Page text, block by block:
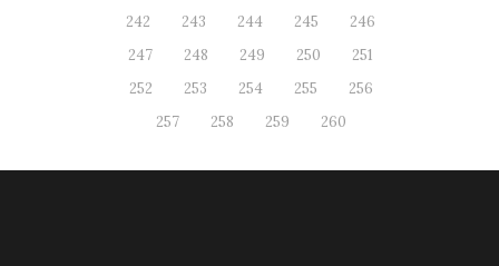
242
243 244 245
246
247
248 249 250
251
252
253 254 255
256
257
258 259 260